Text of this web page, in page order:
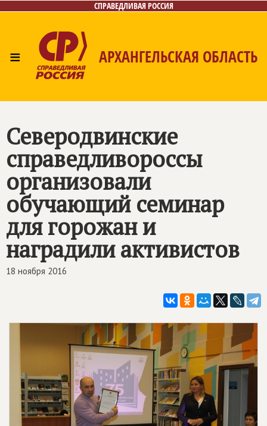
СПРАВЕДЛИВАЯ РОССИЯ
≡ АРХАНГЕЛЬСКАЯ ОБЛАСТЬ
Северодвинские
справедливороссы
организовали
обучающий семинар
для горожан и
наградили активистов
18 ноября 2016